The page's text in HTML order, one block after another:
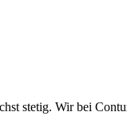
stetig. Wir bei